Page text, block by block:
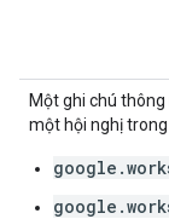
Một ghi chú
một hội nghị